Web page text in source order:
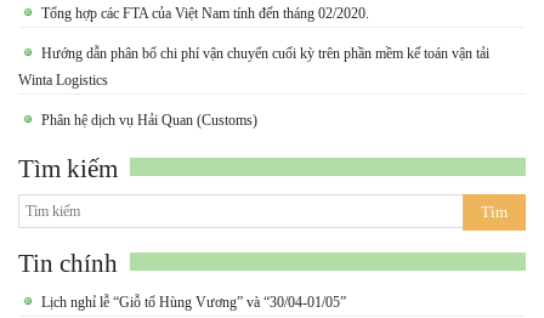
Tổng hợp các FTA của Việt Nam tính đến tháng 02/2020.
Hướng dẫn phân bổ chi phí vận chuyển cuối kỳ trên phần mềm kế toán vận tải
Winta Logistics
Phân hệ dịch vụ Hải Quan (Customs)
Tìm kiếm
Tin chính
Lịch nghỉ lễ “Giỗ tổ Hùng Vương” và “30/04-01/05”